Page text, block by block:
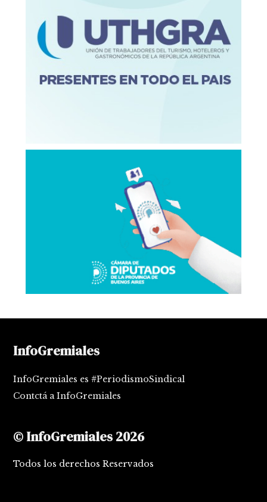
InfoGremiales
InfoGremiales es #PeriodismoSindical
Contctá a InfoGremiales
© InfoGremiales 2026
Todos los derechos Reservados